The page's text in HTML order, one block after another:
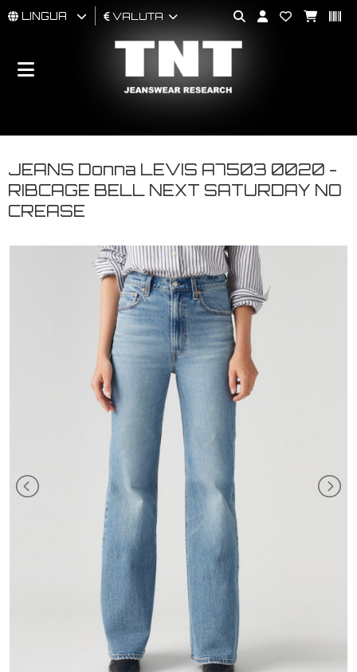
UOMO
BRAND
LINGUA VALUTA
JEANS Donna LEVIS A7503 0020 -
RIBCAGE BELL NEXT SATURDAY NO
CREASE